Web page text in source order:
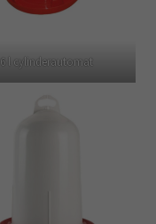
6 l cylinderautomat